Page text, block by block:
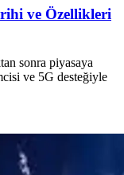
ve Özellikleri
sonra piyasaya
ve 5G desteğiyle